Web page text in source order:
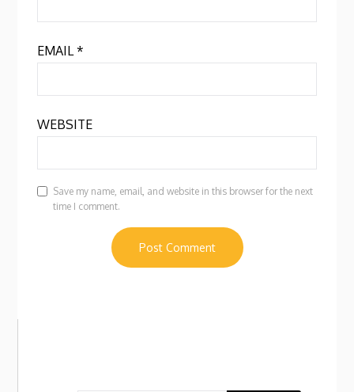
EMAIL*
WEBSITE
Save my name, email, and website in this browser for the next
time I comment.